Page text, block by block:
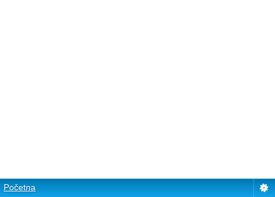
Početna